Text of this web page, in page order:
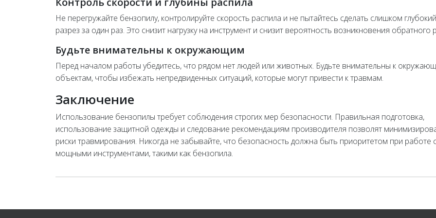
Не перегружайте бензопилу, контролируйте скорость распила и не пытайтесь сделать слишком глубокий
разрез за один раз. Это снизит нагрузку на инструмент и снизит вероятность возникновения обратного
Будьте внимательны к окружающим
Перед началом работы убедитесь, что рядом нет людей или животных. Будьте внимательны к
объектам, чтобы избежать непредвиденных ситуаций, которые могут привести к травмам.
Заключение
Использование бензопилы требует соблюдения строгих мер безопасности. Правильная подготовка,
использование защитной одежды и следование рекомендациям производителя позволят
риски травмирования. Никогда не забывайте, что безопасность должна быть приоритетом при работе
мощными инструментами, такими как бензопила.